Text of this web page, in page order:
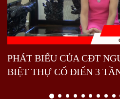
PHÁT BIỂU CỦA CĐT
BIỆT THỰ CỔ ĐIỂN 3